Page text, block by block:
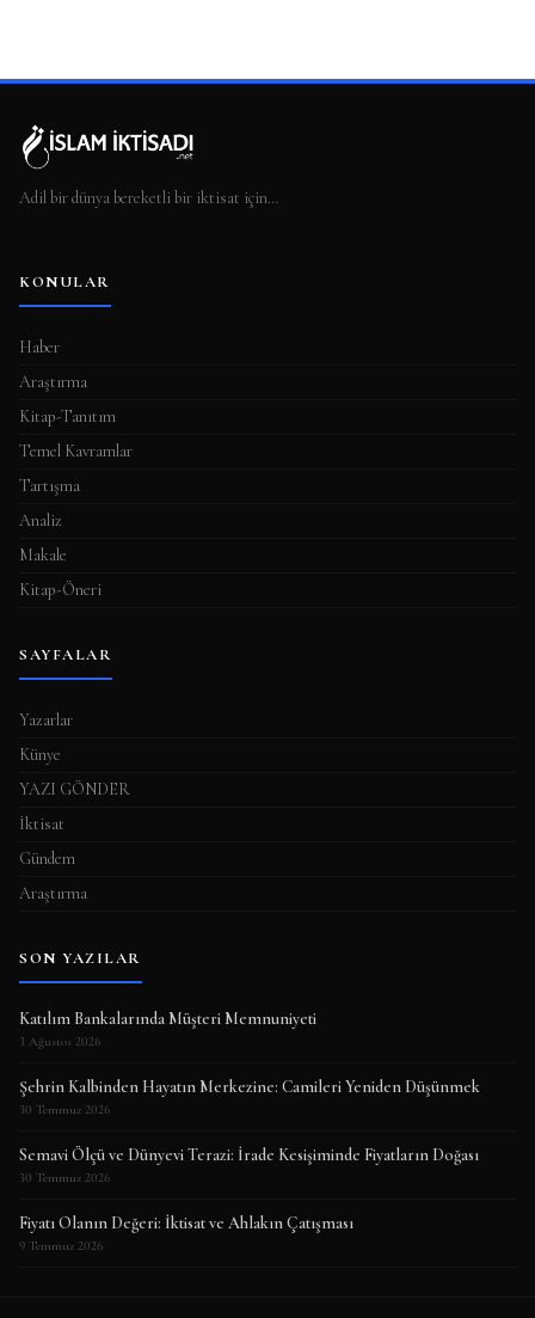
Adil bir dünya bereketli bir iktisat için…
KONULAR
Haber
Araştırma
Kitap-Tanıtım
Temel Kavramlar
Tartışma
Analiz
Makale
Kitap-Öneri
SAYFALAR
Yazarlar
Künye
YAZI GÖNDER
İktisat
Gündem
Araştırma
SON YAZILAR
Katılım Bankalarında Müşteri Memnuniyeti
3 Ağustos 2026
Şehrin Kalbinden Hayatın Merkezine: Camileri Yeniden Düşünmek
30 Temmuz 2026
Semavi Ölçü ve Dünyevi Terazi: İrade Kesişiminde Fiyatların Doğası
30 Temmuz 2026
Fiyatı Olanın Değeri: İktisat ve Ahlakın Çatışması
9 Temmuz 2026